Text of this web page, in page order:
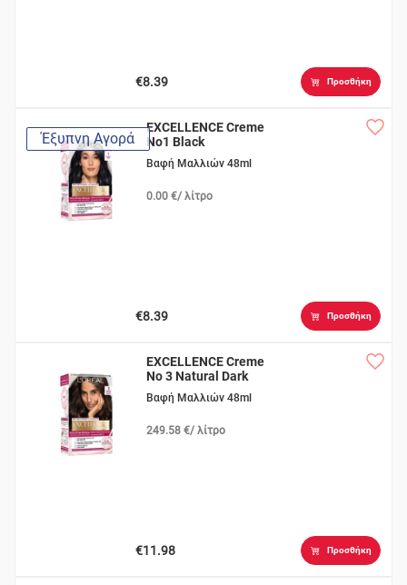
€8.39 Προσθήκη
Έξυπνη Αγορά
EXCELLENCE Creme
Νο1 Black
Βαφή Μαλλιών 48ml
0.00 €/ λίτρο
€8.39 Προσθήκη
EXCELLENCE Creme
Νο 3 Natural Dark
Brown
Βαφή Μαλλιών 48ml
249.58 €/ λίτρο
€11.98 Προσθήκη